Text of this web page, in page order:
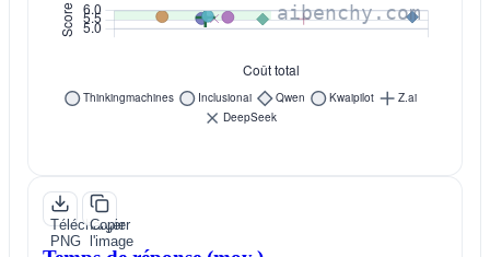
Télécharger
PNG
Copier
l'image